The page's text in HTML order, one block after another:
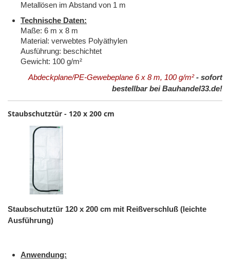
Metallösen im Abstand von 1 m
Technische Daten:
Maße: 6 m x 8 m
Material: verwebtes Polyäthylen
Ausführung: beschichtet
Gewicht: 100 g/m²
Abdeckplane/PE-Gewebeplane 6 x 8 m, 100 g/m²- sofort
bestellbar bei Bauhandel33.de!
Staubschutztür - 120 x 200 cm
Staubschutztür 120 x 200 cm mit Reißverschluß (leichte
Ausführung)
Anwendung: